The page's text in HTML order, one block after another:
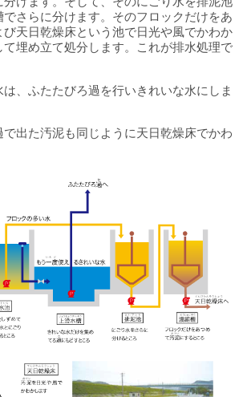
でさらに分けます。そのフロックだけをあ
天日乾燥床という池で日光や風でかわか
て埋め立て処分します。これが排水処理で
、ふたたびろ過を行いきれいな水にしま
で出た汚泥も同じように天日乾燥床でかわ